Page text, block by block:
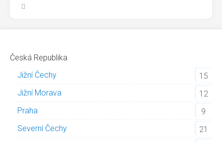
Česká Republika
Jižní Čechy
15
Jižní Morava
12
Praha
9
Severní Čechy
21